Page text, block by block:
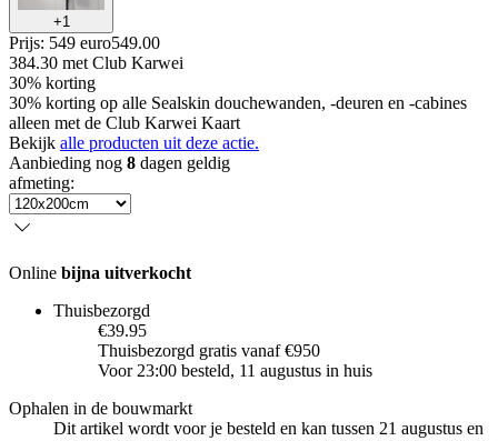
+1
Prijs: 549 euro549.00
384.30 met Club Karwei
30% korting
30% korting op alle Sealskin douchewanden, -deuren en -cabines
alleen met de Club Karwei Kaart
Bekijk alle producten uit deze actie.
Aanbieding nog 8 dagen geldig
afmeting:
Online bijna uitverkocht
Thuisbezorgd
€39.95
Thuisbezorgd gratis vanaf €950
Voor 23:00 besteld, 11 augustus in huis
Ophalen in de bouwmarkt
Dit artikel wordt voor je besteld en kan tussen 21 augustus en